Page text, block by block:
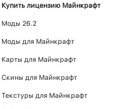
Купить лицензию Майнкрафт
Моды 26.2
Моды для Майнкрафт
Карты для Майнкрафт
Скины для Майнкрафт
Текстуры для Майнкрафт